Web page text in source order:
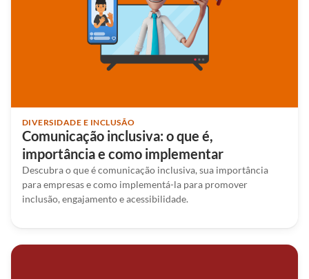
DIVERSIDADE E INCLUSÃO
Comunicação inclusiva: o que é,
importância e como implementar
Descubra o que é comunicação inclusiva, sua importância
para empresas e como implementá-la para promover
inclusão, engajamento e acessibilidade.